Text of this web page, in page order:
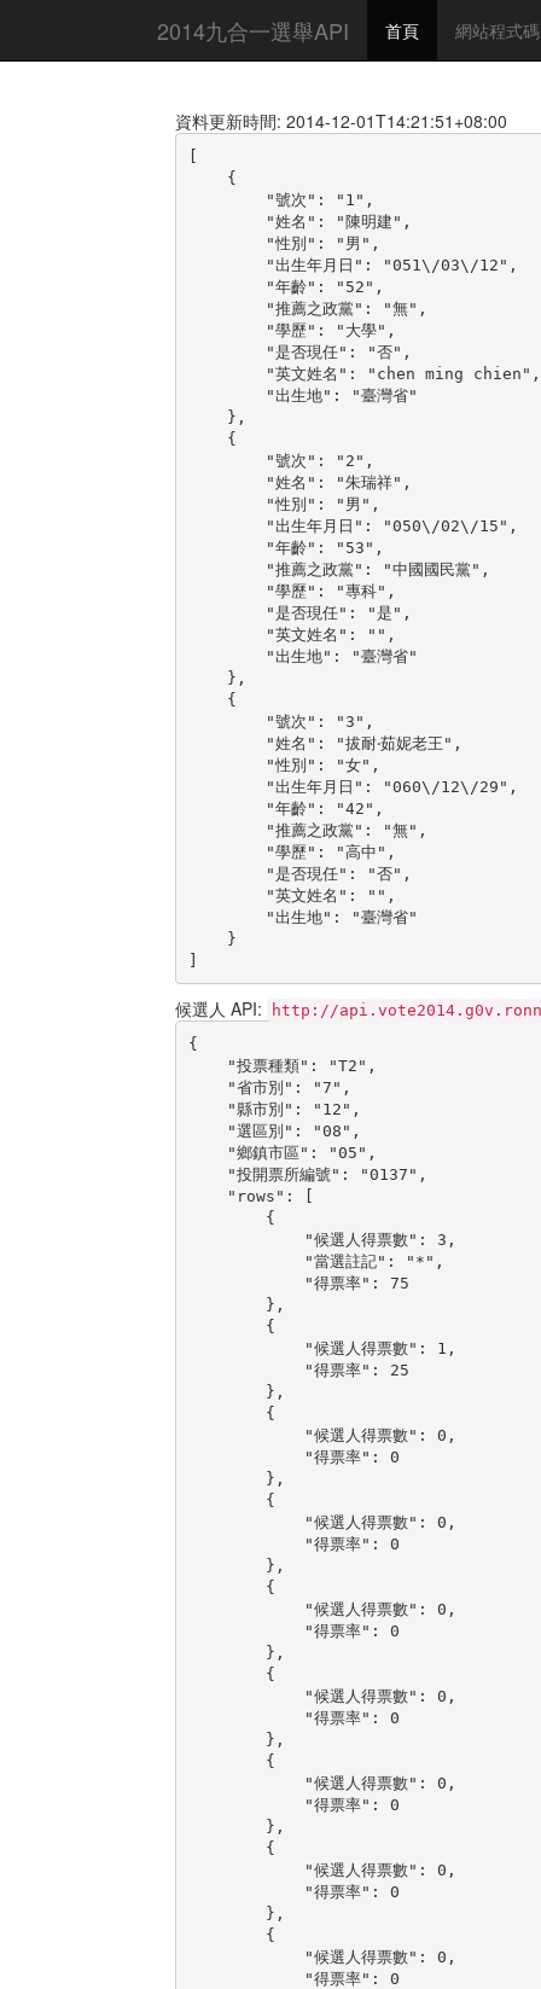
2014九合一選舉API 首頁 網站程式碼
資料更新時間: 2014-12-01T14:21:51+08:00
[
    {
        "號次": "1",
        "姓名": "陳明建",
        "性別": "男",
        "出生年月日": "051\/03\/12",
        "年齡": "52",
        "推薦之政黨": "無",
        "學歷": "大學",
        "是否現任": "否",
        "英文姓名": "chen ming chien",
        "出生地": "臺灣省"
    },
    {
        "號次": "2",
        "姓名": "朱瑞祥",
        "性別": "男",
        "出生年月日": "050\/02\/15",
        "年齡": "53",
        "推薦之政黨": "中國國民黨",
        "學歷": "專科",
        "是否現任": "是",
        "英文姓名": "",
        "出生地": "臺灣省"
    },
    {
        "號次": "3",
        "姓名": "拔耐‧茹妮老王",
        "性別": "女",
        "出生年月日": "060\/12\/29",
        "年齡": "42",
        "推薦之政黨": "無",
        "學歷": "高中",
        "是否現任": "否",
        "英文姓名": "",
        "出生地": "臺灣省"
    }
]
候選人 API:
http://
{
    "投票種類": "T2",
    "省市別": "7",
    "縣市別": "12",
    "選區別": "08",
    "鄉鎮市區": "05",
    "投開票所編號": "0137",
    "rows": [
        {
            "候選人得票數": 3,
            "當選註記": "*",
            "得票率": 75
        },
        {
            "候選人得票數": 1,
            "得票率": 25
        },
        {
            "候選人得票數": 0,
            "得票率": 0
        },
        {
            "候選人得票數": 0,
            "得票率": 0
        },
        {
            "候選人得票數": 0,
            "得票率": 0
        },
        {
            "候選人得票數": 0,
            "得票率": 0
        },
        {
            "候選人得票數": 0,
            "得票率": 0
        },
        {
            "候選人得票數": 0,
            "得票率": 0
        },
        {
            "候選人得票數": 0,
            "得票率": 0